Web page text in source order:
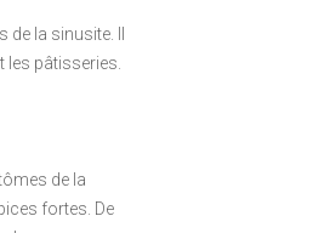
la sinusite. Il
les pâtisseries.
de la
fortes. De